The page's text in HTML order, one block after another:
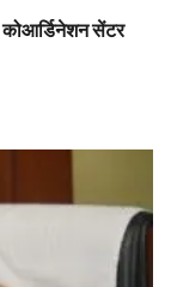
कोआर्डिनेशन सेंटर